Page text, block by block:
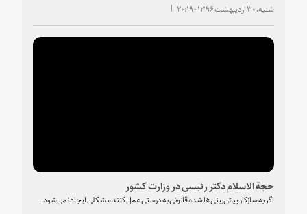
شنبه، ۳۰ اردیبهشت ۱۳۹۶ - ۲۰:۱۹
حجة الاسلام دکتر رئیسی در وزارت کشور
اگر به سازکار پیش‌بینی‌ها شده قانونی به درستی عمل کنند مشکلی ایجاد نمی‌شود.